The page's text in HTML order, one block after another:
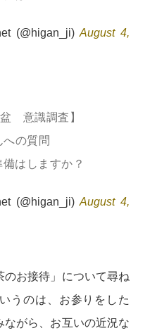
(@higan_ji)August 4,
意識調査】
の質問
はしますか？
(@higan_ji)August 4,
のお接待」について尋ね
うのは、お参りをした
がら、お互いの近況な